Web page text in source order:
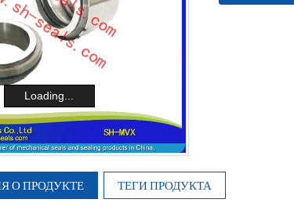
Loading...
О ПРОДУКТЕ ТЕГИ ПРОДУКТА